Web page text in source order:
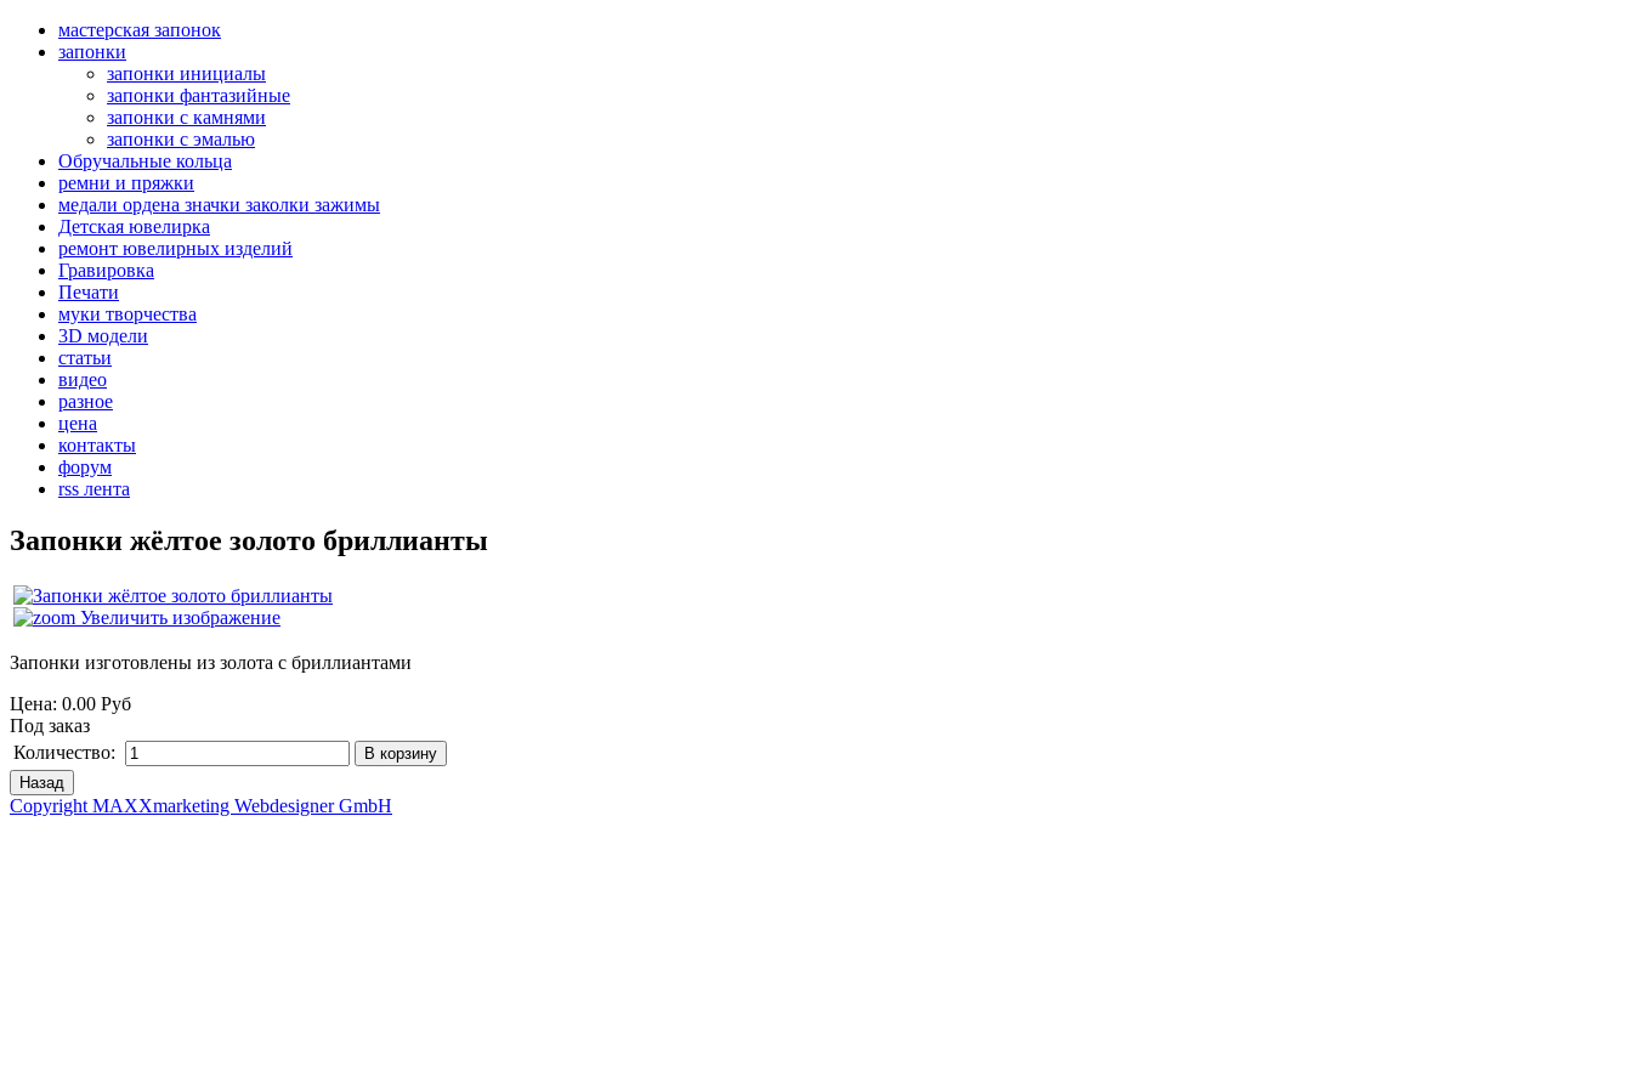
мастерская запонок
запонки
запонки инициалы
запонки фантазийные
запонки с камнями
запонки с эмалью
Обручальные кольца
ремни и пряжки
медали ордена значки заколки зажимы
Детская ювелирка
ремонт ювелирных изделий
Гравировка
Печати
муки творчества
3D модели
статьи
видео
разное
цена
контакты
форум
rss лента
Запонки жёлтое золото бриллианты
Увеличить изображение
Запонки изготовлены из золота с бриллиантами
Цена: 0.00 Руб
Под заказ
Количество:
Copyright MAXXmarketing Webdesigner GmbH